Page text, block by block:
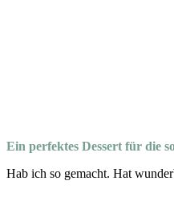
Ein perfektes Dessert für die
Hab ich so gemacht. Hat